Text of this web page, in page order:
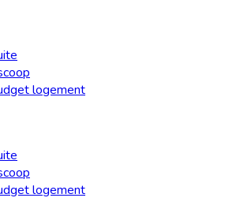
logement
logement